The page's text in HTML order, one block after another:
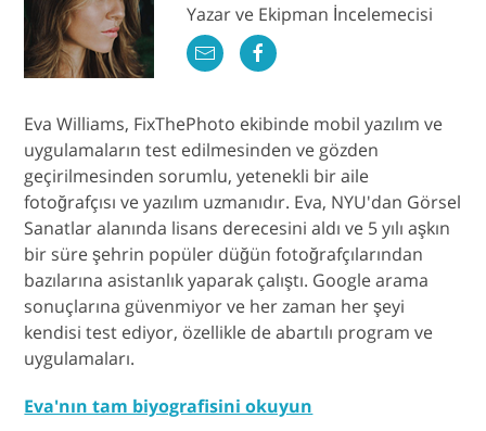
Yazar ve Ekipman İncelemecisi
Eva Williams, FixThePhoto ekibinde mobil yazılım ve
uygulamaların test edilmesinden ve gözden
geçirilmesinden sorumlu, yetenekli bir aile
fotoğrafçısı ve yazılım uzmanıdır. Eva, NYU'dan Görsel
Sanatlar alanında lisans derecesini aldı ve 5 yılı aşkın
bir süre şehrin popüler düğün fotoğrafçılarından
bazılarına asistanlık yaparak çalıştı. Google arama
sonuçlarına güvenmiyor ve her zaman her şeyi
kendisi test ediyor, özellikle de abartılı program ve
uygulamaları.
Eva'nın tam biyografisini okuyun